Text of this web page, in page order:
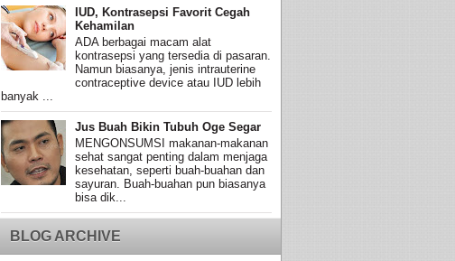
IUD, Kontrasepsi Favorit Cegah
Kehamilan
ADA berbagai macam alat
kontrasepsi yang tersedia di pasaran.
Namun biasanya, jenis intrauterine
contraceptive device atau IUD lebih
banyak ...
Jus Buah Bikin Tubuh Oge Segar
MENGONSUMSI makanan-makanan
sehat sangat penting dalam menjaga
kesehatan, seperti buah-buahan dan
sayuran. Buah-buahan pun biasanya
bisa dik...
BLOG ARCHIVE